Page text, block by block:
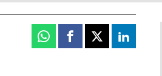
Whatsapp
Facebook
X Linkedin